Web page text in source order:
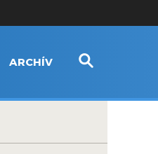
ARCHÍV